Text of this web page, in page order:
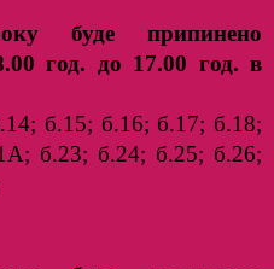
буде припинено
год. до 17.00 год. в
б.15; б.16; б.17; б.18;
б.23; б.24; б.25; б.26;